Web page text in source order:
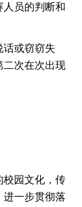
人员的判断和
或窃窃失
二次在次出现
园文化，传
进一步贯彻落